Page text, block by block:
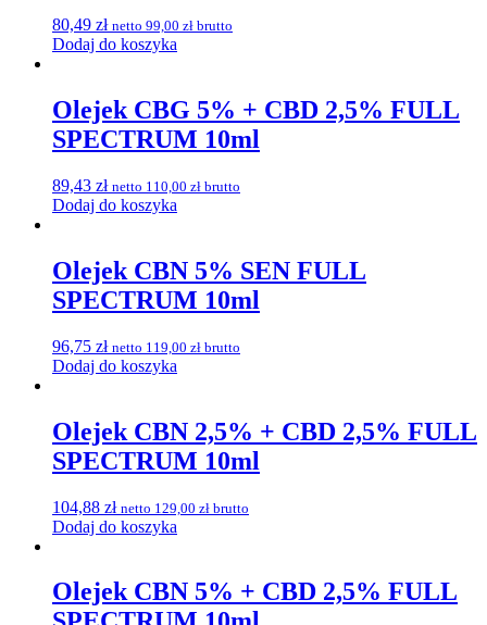
80,49 zł netto 99,00 zł brutto
Dodaj do koszyka
Olejek CBG 5% + CBD 2,5% FULL
SPECTRUM 10ml
89,43 zł netto 110,00 zł brutto
Dodaj do koszyka
Olejek CBN 5% SEN FULL
SPECTRUM 10ml
96,75 zł netto 119,00 zł brutto
Dodaj do koszyka
Olejek CBN 2,5% + CBD 2,5% FULL
SPECTRUM 10ml
104,88 zł netto 129,00 zł brutto
Dodaj do koszyka
Olejek CBN 5% + CBD 2,5% FULL